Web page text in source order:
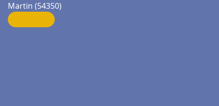
Martin (54350)